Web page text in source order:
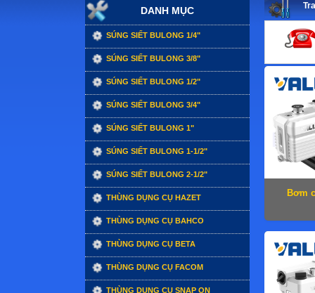
DANH MỤC
SÚNG SIẾT BULONG 1/4"
SÚNG SIẾT BULONG 3/8"
SÚNG SIẾT BULONG 1/2"
SÚNG SIẾT BULONG 3/4"
SÚNG SIẾT BULONG 1"
SÚNG SIẾT BULONG 1-1/2"
SÚNG SIẾT BULONG 2-1/2"
THÙNG DỤNG CỤ HAZET
THÙNG DỤNG CỤ BAHCO
THÙNG DỤNG CỤ BETA
THÙNG DỤNG CỤ FACOM
THÙNG DỤNG CỤ SNAP ON
Bơm